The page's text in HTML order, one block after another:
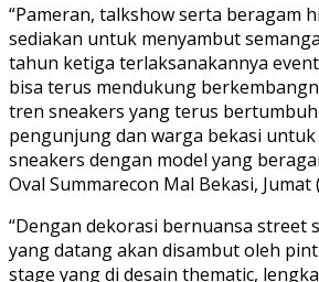
“Pameran, talkshow serta beragam
sediakan untuk menyambut
tahun ketiga terlaksanakannya
bisa terus mendukung
tren sneakers yang terus
pengunjung dan warga bekasi
sneakers dengan model yang
Oval Summarecon Mal Bekasi, Jumat
“Dengan dekorasi bernuansa street
yang datang akan disambut oleh
stage yang di desain thematic,